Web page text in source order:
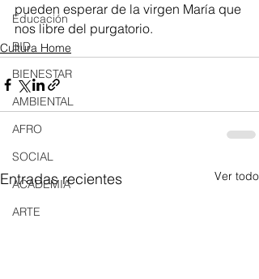
Educación
BID
BIENESTAR
AMBIENTAL
AFRO
SOCIAL
ACADEMIA
ARTE
pueden esperar de la virgen María que
nos libre del purgatorio.
Cultura Home
Entradas recientes Ver todo